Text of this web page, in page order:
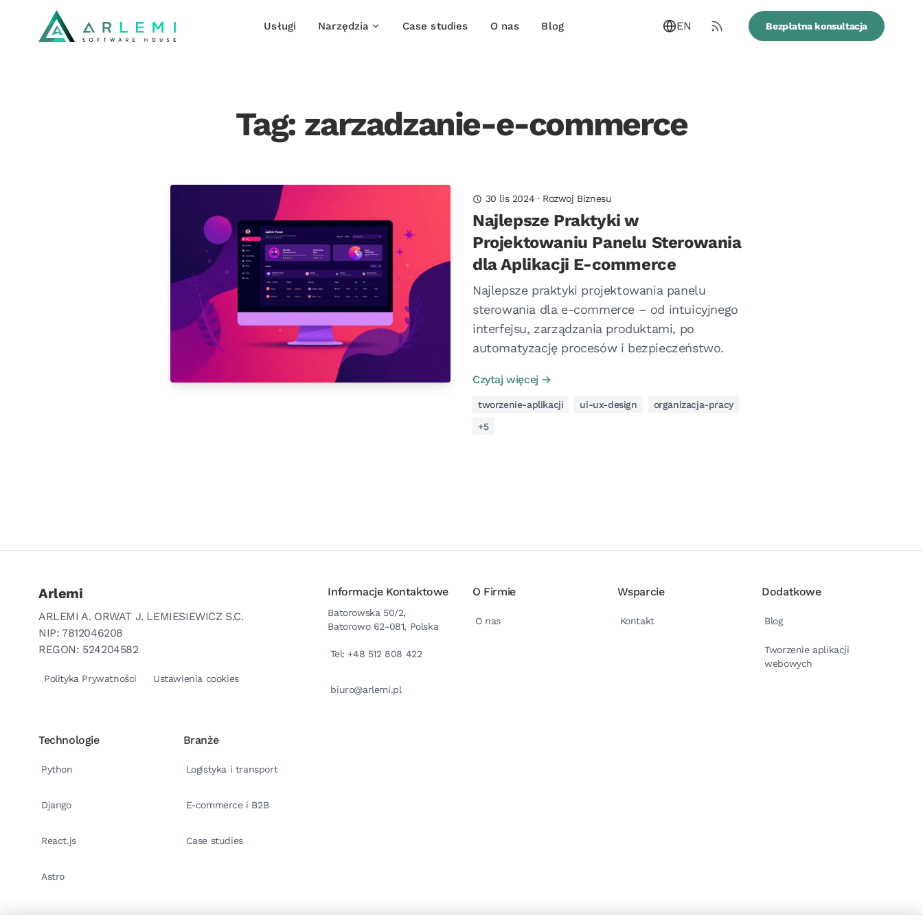
Usługi Narzędzia Case studies O nas Blog EN Bezpłatna konsultacja
Tag: zarzadzanie-e-commerce
30 lis 2024 · Rozwoj Biznesu
Najlepsze Praktyki w
Projektowaniu Panelu Sterowania
dla Aplikacji E-commerce
Najlepsze praktyki projektowania panelu
sterowania dla e-commerce – od intuicyjnego
interfejsu, zarządzania produktami, po
automatyzację procesów i bezpieczeństwo.
Czytaj więcej →
tworzenie-aplikacji ui-ux-design
organizacja-pracy
+5
Arlemi
ARLEMI A. ORWAT J. LEMIESIEWICZ S.C.
NIP: 7812046208
REGON: 524204582
Polityka Prywatności Ustawienia cookies
Informacje Kontaktowe
Batorowska 50/2,
Batorowo 62-081, Polska
Tel: +48 512 808 422
biuro@arlemi.pl
O Firmie
O nas
Wsparcie
Kontakt
Dodatkowe
Blog
Tworzenie aplikacji
webowych
Technologie
Python
Django
React.js
Astro
Branże
Logistyka i transport
E-commerce i B2B
Case studies